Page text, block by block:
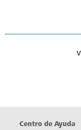
Centro de Ayuda